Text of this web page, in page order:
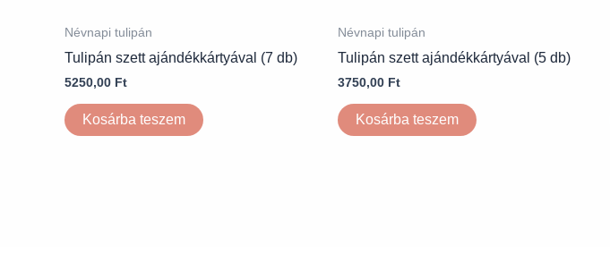
Névnapi tulipán
Tulipán szett ajándékkártyával (7 db)
5250,00 Ft
Kosárba teszem
Névnapi tulipán
Tulipán szett ajándékkártyával (5 db)
3750,00 Ft
Kosárba teszem